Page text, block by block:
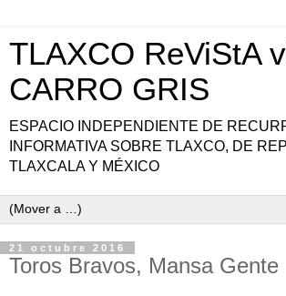
TLAXCO ReViStA
CARRO GRIS
ESPACIO INDEPENDIENTE DE
INFORMATIVA SOBRE TLAXCO, DE
TLAXCALA Y MÉXICO
21 octubre 2016
Toros Bravos, Mansa Gente